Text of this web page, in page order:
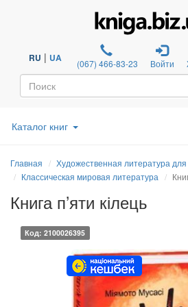
RU | UA (067) 466-83-23 Войти
Каталог книг
Главная
Художественная литература для
Классическая мировая литература
Книга п’яти кілець
Код: 2100026395